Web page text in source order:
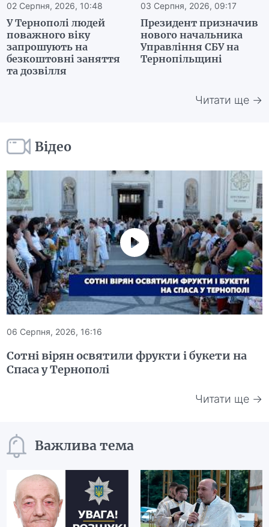
02 Серпня, 2026, 10:48
У Тернополі людей
поважного віку
запрошують на
безкоштовні заняття
та дозвілля
03 Серпня, 2026, 09:17
Президент призначив
нового начальника
Управління СБУ на
Тернопільщині
Читати ще →
Відео
06 Серпня, 2026, 16:16
Сотні вірян освятили фрукти і букети на
Спаса у Тернополі
Читати ще →
Важлива тема